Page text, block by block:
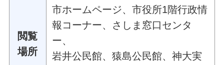
閲覧
場所
市ホームページ、市役所1階行政情
報コーナー、さしま窓口センタ
ー、
岩井公民館、猿島公民館、神大実